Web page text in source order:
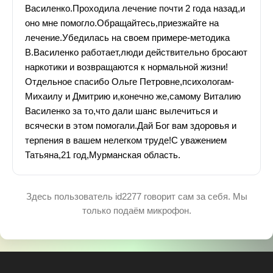
Василенко.Проходила лечение почти 2 года назад,и
оно мне помогло.Обращайтесь,приезжайте на
лечение.Убедилась на своем примере-методика
В.Василенко работает,люди действительно бросают
наркотики и возвращаются к нормальной жизни!
Отдельное спасибо Ольге Петровне,психологам-
Михаилу и Дмитрию и,конечно же,самому Виталию
Василенко за то,что дали шанс вылечиться и
всячески в этом помогали.Дай Бог вам здоровья и
терпения в вашем нелегком труде!С уважением
Татьяна,21 год,Мурманская область.
Здесь пользователь id2277 говорит сам за себя. Мы
только подаём микрофон.